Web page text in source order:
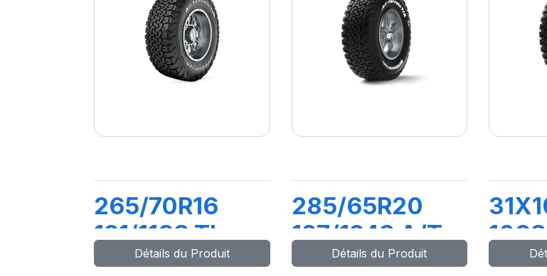
265/70R16
121/118S TL
ALL TERRAIN
Détails du Produit
285/65R20
127/124S A/T
TAKO2Détails du Produit